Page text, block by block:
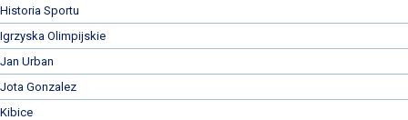
Historia Sportu
Igrzyska Olimpijskie
Jan Urban
Jota Gonzalez
Kibice